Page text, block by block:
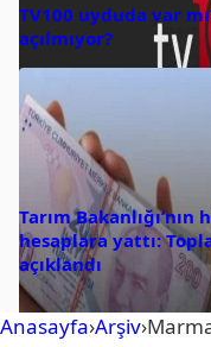
TV100 uyduda var
açılmıyor?
Tarım
hesaplara yattı:
açıklandı
Anasayfa›Arşiv›